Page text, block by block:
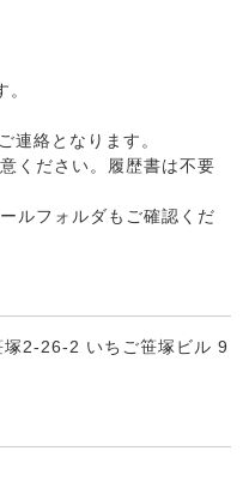
連絡となります。
ください。履歴書は不要
ルフォルダもご確認くだ
2-26-2 いちご笹塚ビル 9